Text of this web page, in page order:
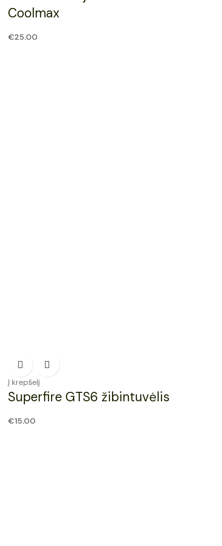
Coolmax
€25.00
Į krepšelį
Superfire GTS6 žibintuvėlis
€15.00